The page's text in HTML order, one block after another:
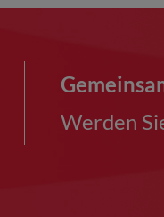
Werden